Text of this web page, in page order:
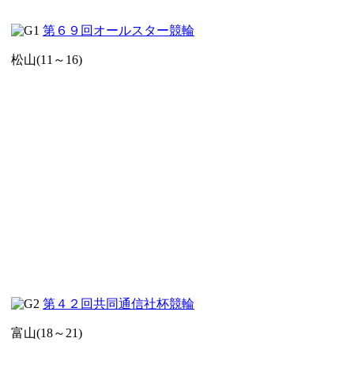
第６９回オールスター競輪
松山(11～16)
第４２回共同通信社杯競輪
富山(18～21)